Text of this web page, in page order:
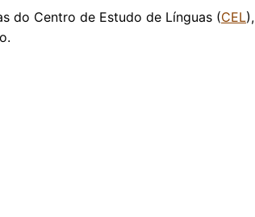
do Centro de Estudo de Línguas (CEL),